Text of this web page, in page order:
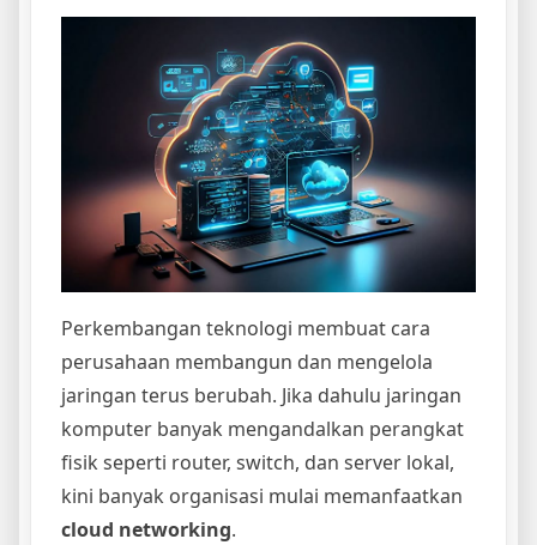
Perkembangan teknologi membuat cara
perusahaan membangun dan mengelola
jaringan terus berubah. Jika dahulu jaringan
komputer banyak mengandalkan perangkat
fisik seperti router, switch, dan server lokal,
kini banyak organisasi mulai memanfaatkan
cloud networking.